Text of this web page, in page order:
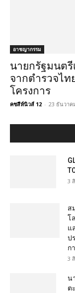
อาชญากรรม
นายกรัฐมนต
จากตำรวจไท
โครงการ
คชสีห์นิวส์ 12 - 23 ธันวาค
3
ส
โ
แ
ป
ก
3
น
ต